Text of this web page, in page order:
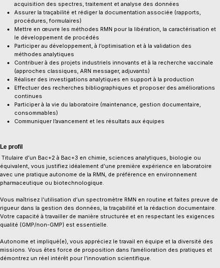
acquisition des spectres, traitement et analyse des données
Assurer la traçabilité et rédiger la documentation associée (rapports,
procédures, formulaires)
Mettre en œuvre les méthodes RMN pour la libération, la caractérisation et
le développement de procédés
Participer au développement, à l’optimisation et à la validation des
méthodes analytiques
Contribuer à des projets industriels innovants et à la recherche vaccinale
(approches classiques, ARN messager, adjuvants)
Réaliser des investigations analytiques en support à la production
Effectuer des recherches bibliographiques et proposer des améliorations
continues
Participer à la vie du laboratoire (maintenance, gestion documentaire,
consommables)
Communiquer l’avancement et les résultats aux équipes
Le profil
Titulaire d’un Bac+2 à Bac+3 en chimie, sciences analytiques, biologie ou
équivalent, vous justifiez idéalement d’une première expérience en laboratoire
avec une pratique autonome de la RMN, de préférence en environnement
pharmaceutique ou biotechnologique.
Vous maîtrisez l’utilisation d’un spectromètre RMN en routine et faites preuve de
rigueur dans la gestion des données, la traçabilité et la rédaction documentaire.
Votre capacité à travailler de manière structurée et en respectant les exigences
qualité (GMP/non-GMP) est essentielle.
Autonome et impliqué(e), vous appréciez le travail en équipe et la diversité des
missions. Vous êtes force de proposition dans l’amélioration des pratiques et
démontrez un réel intérêt pour l’innovation scientifique.